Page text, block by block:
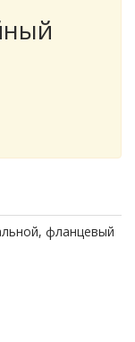
фланцевый